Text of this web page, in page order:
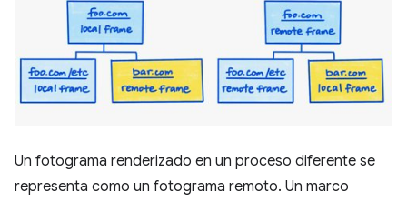
Un fotograma renderizado en un proceso diferente se
representa como un fotograma remoto. Un marco